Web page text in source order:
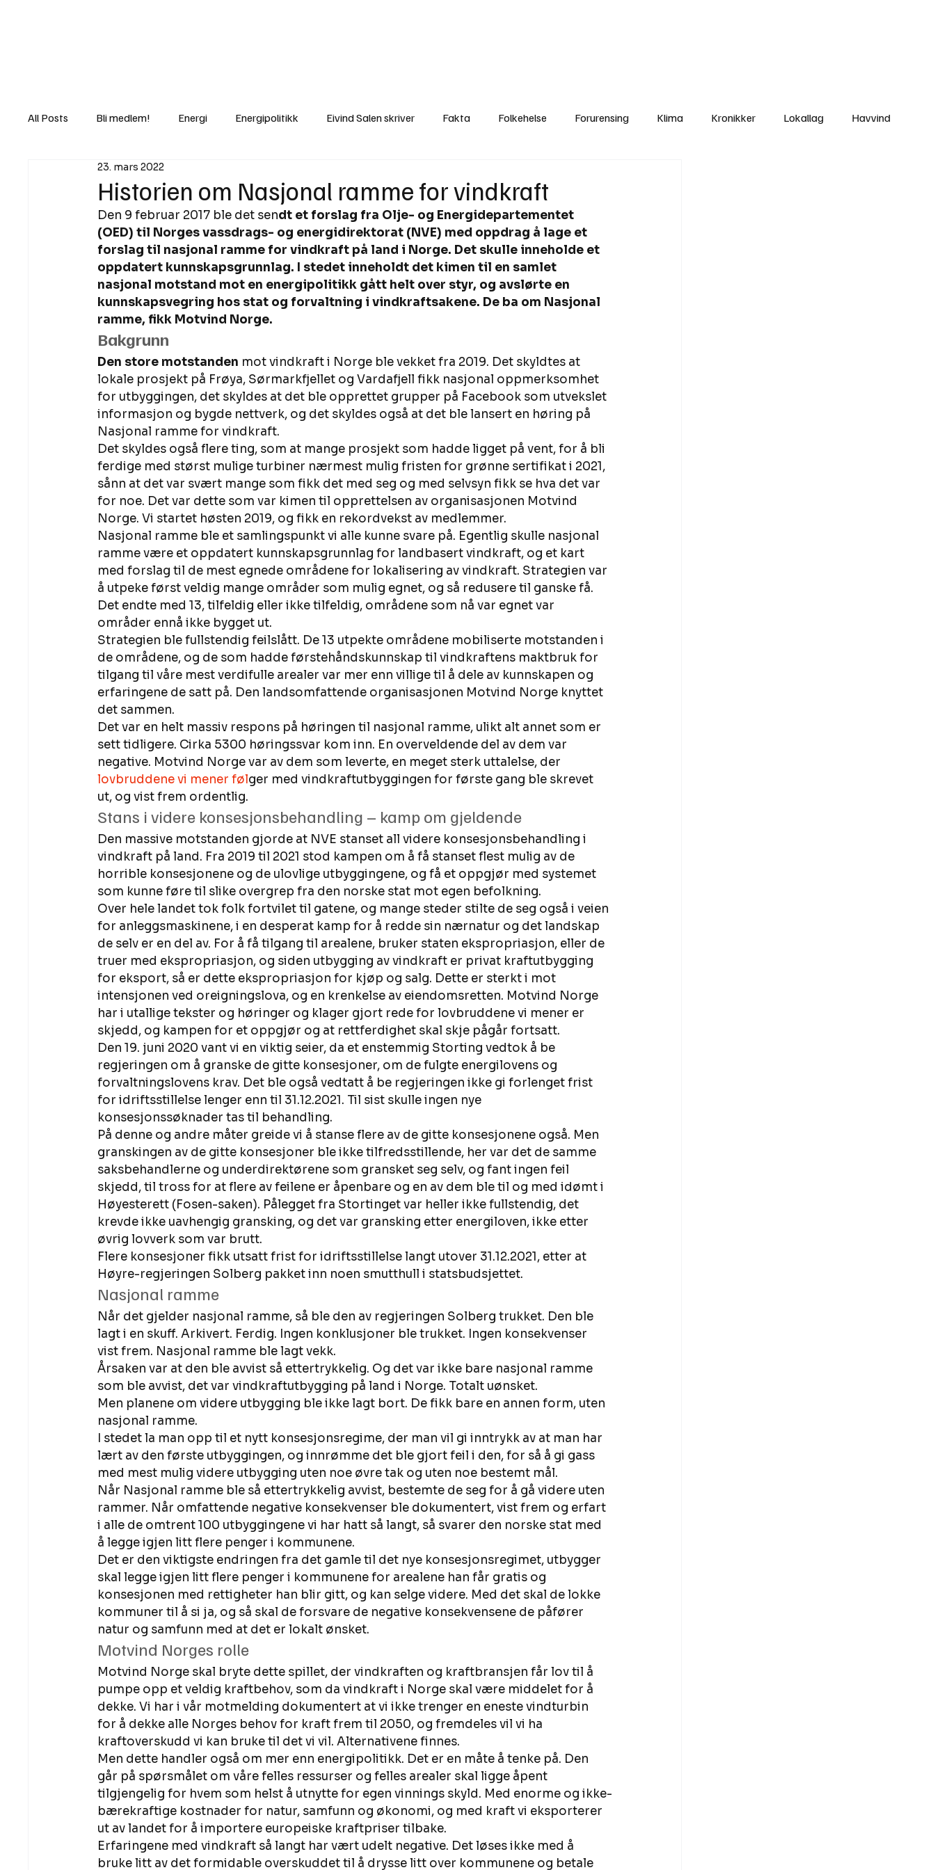
All Posts Bli medlem! Energi Energipolitikk Eivind Salen skriver Fakta Folkehelse Forurensing Klima Kronikker Lokallag Havvind
Lov og rett Lovbrudd
Rettslige skritt i Klartekst Ukens innlegg Utvalgte artikler Gaute forklarer Fakta om vindkraft
Historien om Nasjonal ramme for vindkraft
23. mars 2022
Den 9 februar 2017 ble det sendt et forslag fra Olje- og Energidepartementet
(OED) til Norges vassdrags- og energidirektorat (NVE) med oppdrag å lage et
forslag til nasjonal ramme for vindkraft på land i Norge. Det skulle inneholde et
oppdatert kunnskapsgrunnlag. I stedet inneholdt det kimen til en samlet
nasjonal motstand mot en energipolitikk gått helt over styr, og avslørte en
kunnskapsvegring hos stat og forvaltning i vindkraftsakene. De ba om Nasjonal
ramme, fikk Motvind Norge.
Bakgrunn
Den store motstanden mot vindkraft i Norge ble vekket fra 2019. Det skyldtes at
lokale prosjekt på Frøya, Sørmarkfjellet og Vardafjell fikk nasjonal oppmerksomhet
for utbyggingen, det skyldes at det ble opprettet grupper på Facebook som utvekslet
informasjon og bygde nettverk, og det skyldes også at det ble lansert en høring på
Nasjonal ramme for vindkraft.
Det skyldes også flere ting, som at mange prosjekt som hadde ligget på vent, for å bli
ferdige med størst mulige turbiner nærmest mulig fristen for grønne sertifikat i 2021,
sånn at det var svært mange som fikk det med seg og med selvsyn fikk se hva det var
for noe. Det var dette som var kimen til opprettelsen av organisasjonen Motvind
Norge. Vi startet høsten 2019, og fikk en rekordvekst av medlemmer.
Nasjonal ramme ble et samlingspunkt vi alle kunne svare på. Egentlig skulle nasjonal
ramme være et oppdatert kunnskapsgrunnlag for landbasert vindkraft, og et kart
med forslag til de mest egnede områdene for lokalisering av vindkraft. Strategien var
å utpeke først veldig mange områder som mulig egnet, og så redusere til ganske få.
Det endte med 13, tilfeldig eller ikke tilfeldig, områdene som nå var egnet var
områder ennå ikke bygget ut.
Strategien ble fullstendig feilslått. De 13 utpekte områdene mobiliserte motstanden i
de områdene, og de som hadde førstehåndskunnskap til vindkraftens maktbruk for
tilgang til våre mest verdifulle arealer var mer enn villige til å dele av kunnskapen og
erfaringene de satt på. Den landsomfattende organisasjonen Motvind Norge knyttet
det sammen.
Det var en helt massiv respons på høringen til nasjonal ramme, ulikt alt annet som er
sett tidligere. Cirka 5300 høringssvar kom inn. En overveldende del av dem var
negative. Motvind Norge var av dem som leverte, en meget sterk uttalelse, der
lovbruddene vi mener følger med vindkraftutbyggingen for første gang ble skrevet
ut, og vist frem ordentlig.
Stans i videre konsesjonsbehandling – kamp om gjeldende
Den massive motstanden gjorde at NVE stanset all videre konsesjonsbehandling i
vindkraft på land. Fra 2019 til 2021 stod kampen om å få stanset flest mulig av de
horrible konsesjonene og de ulovlige utbyggingene, og få et oppgjør med systemet
som kunne føre til slike overgrep fra den norske stat mot egen befolkning.
Over hele landet tok folk fortvilet til gatene, og mange steder stilte de seg også i veien
for anleggsmaskinene, i en desperat kamp for å redde sin nærnatur og det landskap
de selv er en del av. For å få tilgang til arealene, bruker staten ekspropriasjon, eller de
truer med ekspropriasjon, og siden utbygging av vindkraft er privat kraftutbygging
for eksport, så er dette ekspropriasjon for kjøp og salg. Dette er sterkt i mot
intensjonen ved oreigningslova, og en krenkelse av eiendomsretten. Motvind Norge
har i utallige tekster og høringer og klager gjort rede for lovbruddene vi mener er
skjedd, og kampen for et oppgjør og at rettferdighet skal skje pågår fortsatt.
Den 19. juni 2020 vant vi en viktig seier, da et enstemmig Storting vedtok å be
regjeringen om å granske de gitte konsesjoner, om de fulgte energilovens og
forvaltningslovens krav. Det ble også vedtatt å be regjeringen ikke gi forlenget frist
for idriftsstillelse lenger enn til 31.12.2021. Til sist skulle ingen nye
konsesjonssøknader tas til behandling.
På denne og andre måter greide vi å stanse flere av de gitte konsesjonene også. Men
granskingen av de gitte konsesjoner ble ikke tilfredsstillende, her var det de samme
saksbehandlerne og underdirektørene som gransket seg selv, og fant ingen feil
skjedd, til tross for at flere av feilene er åpenbare og en av dem ble til og med idømt i
Høyesterett (Fosen-saken). Pålegget fra Stortinget var heller ikke fullstendig, det
krevde ikke uavhengig gransking, og det var gransking etter energiloven, ikke etter
øvrig lovverk som var brutt.
Flere konsesjoner fikk utsatt frist for idriftsstillelse langt utover 31.12.2021, etter at
Høyre-regjeringen Solberg pakket inn noen smutthull i statsbudsjettet.
Nasjonal ramme
Når det gjelder nasjonal ramme, så ble den av regjeringen Solberg trukket. Den ble
lagt i en skuff. Arkivert. Ferdig. Ingen konklusjoner ble trukket. Ingen konsekvenser
vist frem. Nasjonal ramme ble lagt vekk.
Årsaken var at den ble avvist så ettertrykkelig. Og det var ikke bare nasjonal ramme
som ble avvist, det var vindkraftutbygging på land i Norge. Totalt uønsket.
Men planene om videre utbygging ble ikke lagt bort. De fikk bare en annen form, uten
nasjonal ramme.
I stedet la man opp til et nytt konsesjonsregime, der man vil gi inntrykk av at man har
lært av den første utbyggingen, og innrømme det ble gjort feil i den, for så å gi gass
med mest mulig videre utbygging uten noe øvre tak og uten noe bestemt mål.
Når Nasjonal ramme ble så ettertrykkelig avvist, bestemte de seg for å gå videre uten
rammer. Når omfattende negative konsekvenser ble dokumentert, vist frem og erfart
i alle de omtrent 100 utbyggingene vi har hatt så langt, så svarer den norske stat med
å legge igjen litt flere penger i kommunene.
Det er den viktigste endringen fra det gamle til det nye konsesjonsregimet, utbygger
skal legge igjen litt flere penger i kommunene for arealene han får gratis og
konsesjonen med rettigheter han blir gitt, og kan selge videre. Med det skal de lokke
kommuner til å si ja, og så skal de forsvare de negative konsekvensene de påfører
natur og samfunn med at det er lokalt ønsket.
Motvind Norges rolle
Motvind Norge skal bryte dette spillet, der vindkraften og kraftbransjen får lov til å
pumpe opp et veldig kraftbehov, som da vindkraft i Norge skal være middelet for å
dekke. Vi har i vår motmelding dokumentert at vi ikke trenger en eneste vindturbin
for å dekke alle Norges behov for kraft frem til 2050, og fremdeles vil vi ha
kraftoverskudd vi kan bruke til det vi vil. Alternativene finnes.
Men dette handler også om mer enn energipolitikk. Det er en måte å tenke på. Den
går på spørsmålet om våre felles ressurser og felles arealer skal ligge åpent
tilgjengelig for hvem som helst å utnytte for egen vinnings skyld. Med enorme og ikke-
bærekraftige kostnader for natur, samfunn og økonomi, og med kraft vi eksporterer
ut av landet for å importere europeiske kraftpriser tilbake.
Erfaringene med vindkraft så langt har vært udelt negative. Det løses ikke med å
bruke litt av det formidable overskuddet til å drysse litt over kommunene og betale